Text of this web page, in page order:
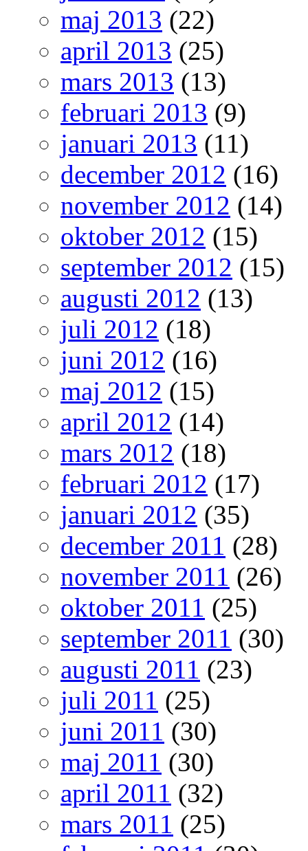
maj 2013 (22)
april 2013 (25)
mars 2013 (13)
februari 2013 (9)
januari 2013 (11)
december 2012 (16)
november 2012 (14)
oktober 2012 (15)
september 2012 (15)
augusti 2012 (13)
juli 2012 (18)
juni 2012 (16)
maj 2012 (15)
april 2012 (14)
mars 2012 (18)
februari 2012 (17)
januari 2012 (35)
december 2011 (28)
november 2011 (26)
oktober 2011 (25)
september 2011 (30)
augusti 2011 (23)
juli 2011 (25)
juni 2011 (30)
maj 2011 (30)
april 2011 (32)
mars 2011 (25)